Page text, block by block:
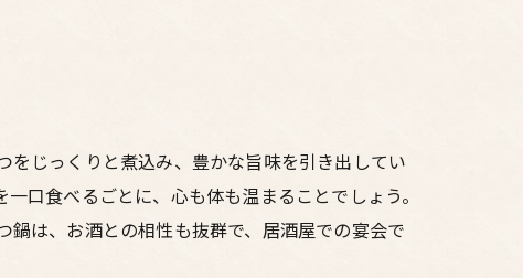
じっくりと煮込み、豊かな旨味を引き出してい
口食べるごとに、心も体も温まることでしょう。
は、お酒との相性も抜群で、居酒屋での宴会で